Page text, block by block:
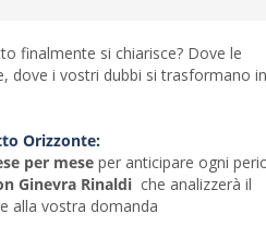
finalmente si chiarisce? Dove le
dove i vostri dubbi si trasformano in
Orizzonte:
per mese per anticipare ogni
Ginevra Rinaldi che analizzerà il
alla vostra domanda